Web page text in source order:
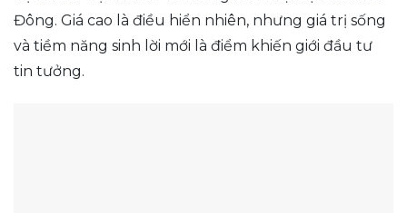
Đông. Giá cao là điều hiển nhiên, nhưng giá trị sống
và tiềm năng sinh lời mới là điểm khiến giới đầu tư
tin tưởng.